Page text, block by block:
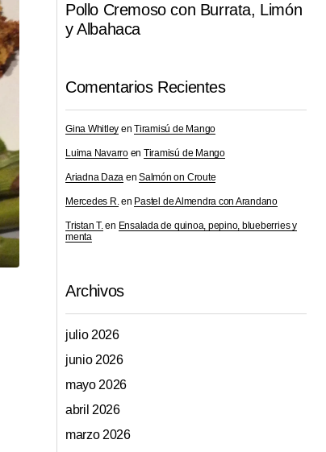
Pollo Cremoso con Burrata, Limón
y Albahaca
Comentarios Recientes
Gina Whitley enTiramisú de Mango
Luima Navarroen Tiramisú de Mango
Ariadna Daza enSalmón on Croute
Mercedes R.en Pastel de Almendra con Arandano
Tristan T.en Ensalada de quinoa, pepino, blueberries y
menta
Archivos
julio 2026
junio 2026
mayo 2026
abril 2026
marzo 2026